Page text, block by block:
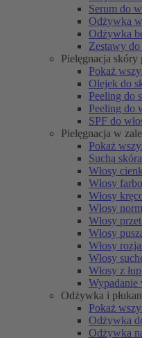
Serum do
Odżywka
Odżywka
Zestawy
Pielęgnacja skóry
Pokaż
Olejek do
Peeling do
Peeling do
SPF do
Pielęgnacja w
Pokaż
Sucha
Włosy
Włosy
Włosy
Włosy
Włosy
Włosy
Włosy
Włosy
Włosy z
Wypadanie
Odżywka i
Pokaż
Odżywka
Odżywka